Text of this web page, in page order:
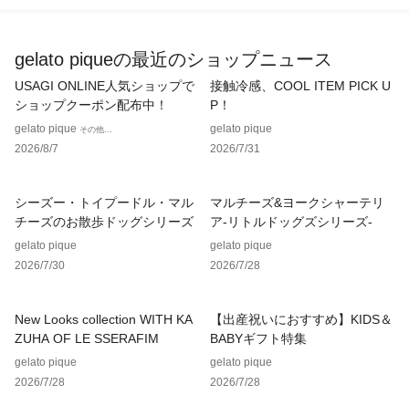
※照明の関係により、実際よりも色味が違って見える場合があ
ります。
画像のカラーが異なる場合もございます。予めご了承くださ
い。
※商品画像はサンプルのため、色味やサイズ等の仕様に変更が
ある場合がございますので、予めご了承ください。
gelato piqueの最近のショップニュース
USAGI ONLINE人気ショップで
ショップクーポン配布中！
gelato pique その他...
2026/8/7
接触冷感、COOL ITEM PICK U
P！
gelato pique
2026/7/31
シーズー・トイプードル・マル
チーズのお散歩ドッグシリーズ
gelato pique
2026/7/30
マルチーズ&ヨークシャーテリ
ア-リトルドッグズシリーズ-
gelato pique
2026/7/28
New Looks collection WITH KA
ZUHA OF LE SSERAFIM
gelato pique
2026/7/28
【出産祝いにおすすめ】KIDS＆
BABYギフト特集
gelato pique
2026/7/28